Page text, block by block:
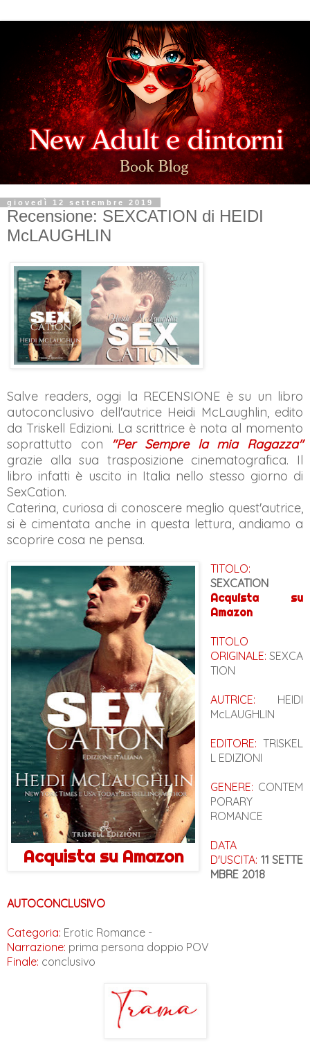
giovedì 12 settembre 2019
Recensione: SEXCATION di HEIDI
McLAUGHLIN
Salve readers, oggi la RECENSIONE è su un libro
autoconclusivo dell'autrice Heidi McLaughlin, edito
da Triskell Edizioni. La scrittrice è nota al momento
soprattutto con
"Per Sempre la mia Ragazza"
grazie alla sua trasposizione cinematografica. Il
libro infatti è uscito in Italia nello stesso giorno di
SexCation.
Caterina, curiosa di conoscere meglio quest'autrice,
si è cimentata anche in questa lettura, andiamo a
scoprire cosa ne pensa.
TITOLO:
Acquista su Amazon
SEXCATION
Acquista su
Amazon
TITOLO
ORIGINALE: SEXCA
TION
AUTRICE: HEIDI
McLAUGHLIN
EDITORE: TRISKEL
L EDIZIONI
GENERE: CONTEM
PORARY
ROMANCE
DATA
D'USCITA: 11 SETTE
MBRE 2018
AUTOCONCLUSIVO
Categoria: Erotic Romance -
Narrazione: prima persona doppio POV
Finale: conclusivo